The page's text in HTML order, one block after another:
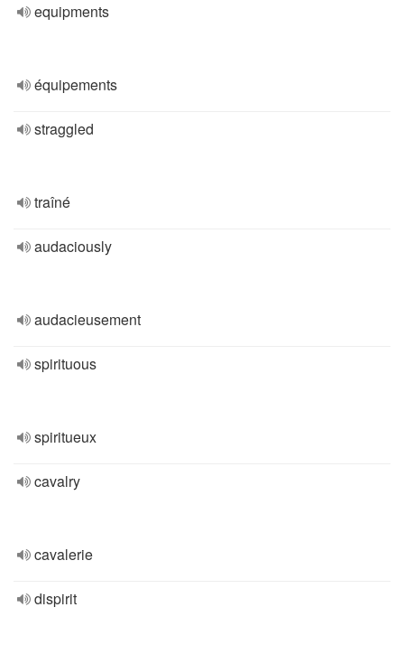
equipments
équipements
straggled
traîné
audaciously
audacieusement
spirituous
spiritueux
cavalry
cavalerie
dispirit